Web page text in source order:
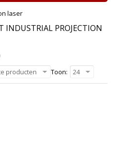
laser
INDUSTRIAL PROJECTION
producten Toon: 24